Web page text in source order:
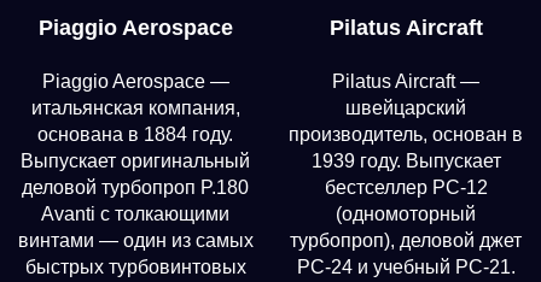
Piaggio Aerospace
Piaggio Aerospace —
итальянская компания,
основана в 1884 году.
Выпускает оригинальный
деловой турбопроп P.180
Avanti с толкающими
винтами — один из самых
быстрых турбовинтовых
Pilatus Aircraft
Pilatus Aircraft —
швейцарский
производитель, основан в
1939 году. Выпускает
бестселлер PC-12
(одномоторный
турбопроп), деловой джет
PC-24 и учебный PC-21.